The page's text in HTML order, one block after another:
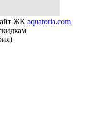
ЖК aquatoria.com